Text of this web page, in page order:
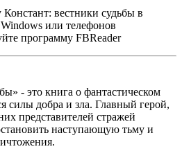
вестники судьбы в
или телефонов
программу FBReader
- это книга о фантастическом
силы добра и зла. Главный герой,
представителей стражей
наступающую тьму и